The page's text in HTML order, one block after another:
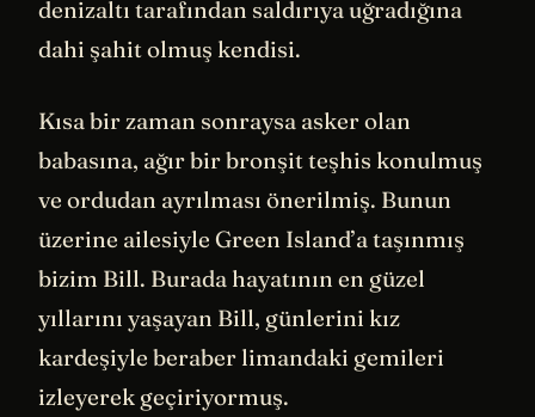
denizaltı tarafından saldırıya uğradığına
dahi şahit olmuş kendisi.
Kısa bir zaman sonraysa asker olan
babasına, ağır bir bronşit teşhis konulmuş
ve ordudan ayrılması önerilmiş. Bunun
üzerine ailesiyle Green Island’a taşınmış
bizim Bill. Burada hayatının en güzel
yıllarını yaşayan Bill, günlerini kız
kardeşiyle beraber limandaki gemileri
izleyerek geçiriyormuş.